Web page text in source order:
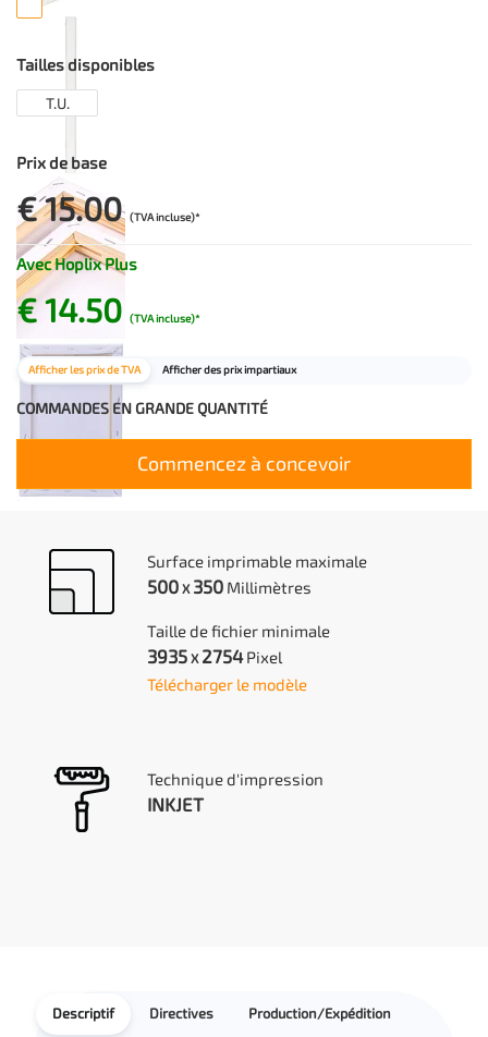
Tailles disponibles
T.U.
Prix de base
€ 15.00 (TVA incluse)*
Avec Hoplix Plus
€ 14.50 (TVA incluse)*
Afficher les prix de TVA Afficher des prix impartiaux
COMMANDES EN GRANDE QUANTITÉ
Commencez à concevoir
Surface imprimable maximale
500 X 350Millimètres
Taille de fichier minimale
3935 X 2754Pixel
Télécharger le modèle
Technique d'impression
INKJET
Descriptif Directives Production/Expédition